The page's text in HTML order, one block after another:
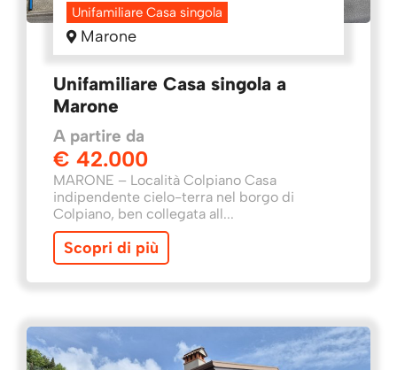
Unifamiliare Casa singola
Marone
Unifamiliare Casa singola a
Marone
A partire da
€ 42.000
MARONE – Località Colpiano Casa
indipendente cielo-terra nel borgo di
Colpiano, ben collegata all...
Scopri di più